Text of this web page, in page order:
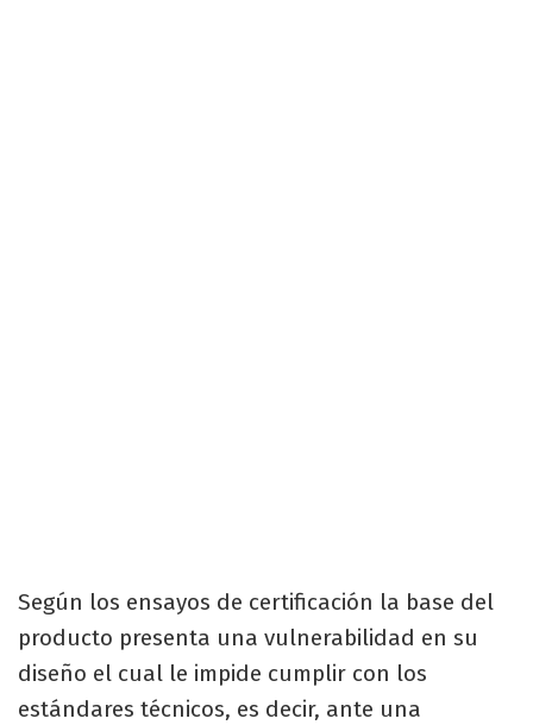
Según los ensayos de certificación la base del
producto presenta una vulnerabilidad en su
diseño el cual le impide cumplir con los
estándares técnicos, es decir, ante una